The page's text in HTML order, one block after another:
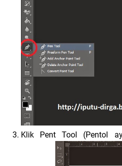
Klik Pent Tool (Pentol